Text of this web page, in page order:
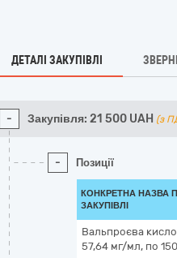
ДЕТАЛІ ЗАКУПІВЛІ
- Закупівля: 21 500 UAH (з
- Позиції
КОНКРЕТНА НАЗВА
ЗАКУПІВЛІ
Вальпроєва
57,64 мг/мл, по